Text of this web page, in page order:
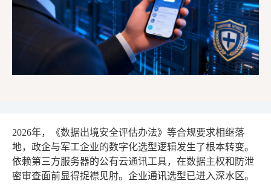
2026年，《数据出境安全评估办法》等合规要求相继落
地，政企与军工企业的数字化选型逻辑发生了根本转变。
依赖第三方服务器的公有云通讯工具，在数据主权和防泄
密审查面前显得捉襟见肘。企业通讯选型已进入深水区。